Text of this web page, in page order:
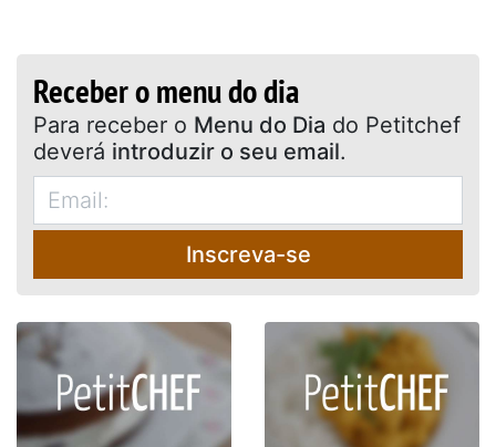
Receber o menu do dia
Para receber o Menu do Dia do Petitchef
deverá introduzir o seu email.
Inscreva-se